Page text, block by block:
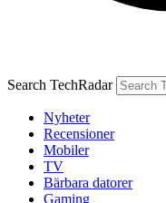
Search TechRadar
Nyheter
Recensioner
Mobiler
TV
Bärbara datorer
Gaming